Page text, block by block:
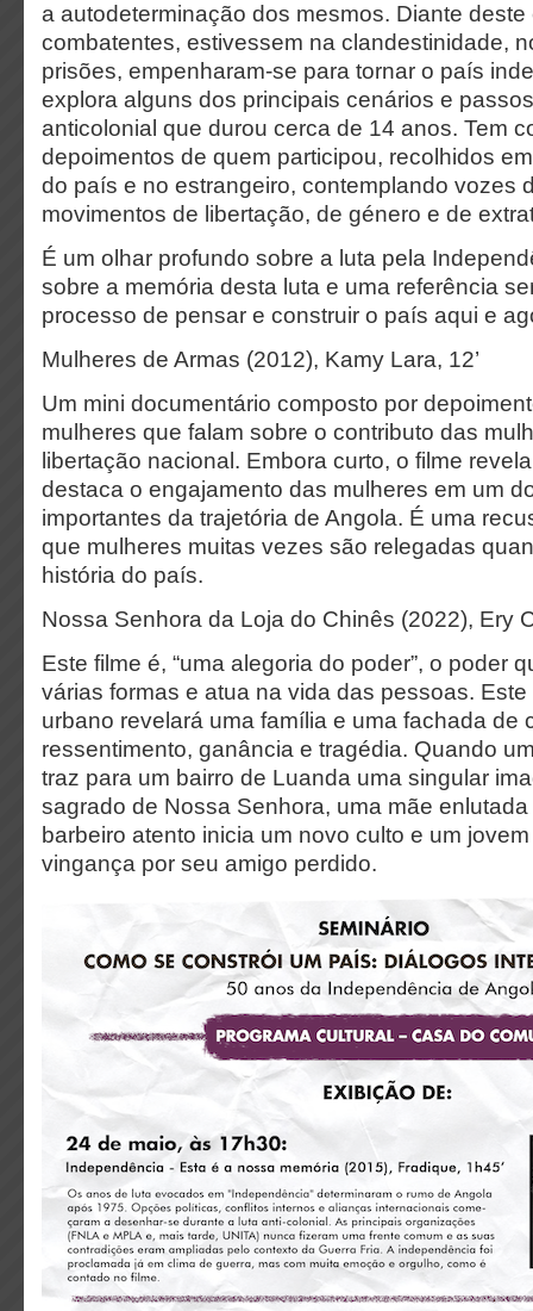
a autodeterminação dos mesmos. Diante
combatentes, estivessem na clandestinidade,
prisões, empenharam-se para tornar o país
explora alguns dos principais cenários e
anticolonial que durou cerca de 14 anos. Tem
depoimentos de quem participou, recolhidos
do país e no estrangeiro, contemplando vozes
movimentos de libertação, de género e de
É um olhar profundo sobre a luta pela
sobre a memória desta luta e uma referência
processo de pensar e construir o país aqui e
Mulheres de Armas (2012), Kamy Lara, 12’
Um mini documentário composto por
mulheres que falam sobre o contributo das
libertação nacional. Embora curto, o filme
destaca o engajamento das mulheres em um
importantes da trajetória de Angola. É uma
que mulheres muitas vezes são relegadas
história do país.
Nossa Senhora da Loja do Chinês (2022), Ery
Este filme é, “uma alegoria do poder”, o poder
várias formas e atua na vida das pessoas.
urbano revelará uma família e uma fachada de
ressentimento, ganância e tragédia. Quando
traz para um bairro de Luanda uma singular
sagrado de Nossa Senhora, uma mãe
barbeiro atento inicia um novo culto e um
vingança por seu amigo perdido.